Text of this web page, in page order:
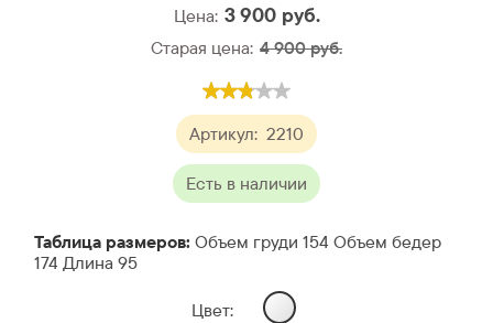
Артикул: 2210
Есть в наличии
Цена: 3 900 руб.
Старая цена: 4 900 руб.
Таблица размеров: Объем груди 154 Объем бедер
174 Длина 95
Цвет: